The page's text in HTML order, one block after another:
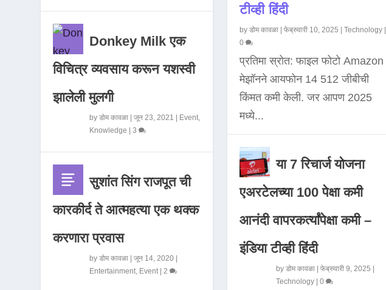
Donkey Milk एक
विचित्र व्यवसाय करून यशस्वी
झालेली मुलगी
byडोम कावळा |जून 23, 2021 Event,
Knowledge |3
सुशांत सिंग राजपूत ची
कारकीर्द ते आत्महत्या एक थक्क
करणारा प्रवास
byडोम कावळा |जून 14, 2020
Entertainment, Event|2
टीव्ही हिंदी
by डोम कावळा| फेब्रुवारी 10, 2025 | Technology|
0
प्रतिमा स्रोत: फाइल फोटो Amazon
मेझॉनने आयफोन 14 512 जीबीची
किंमत कमी केली. जर आपण 2025
मध्ये...
या 7 रिचार्ज योजना
एअरटेलच्या 100 पेक्षा कमी
आनंदी वापरकर्त्यांपेक्षा कमी –
इंडिया टीव्ही हिंदी
by डोम कावळा| फेब्रुवारी 9, 2025 |
Technology| 0